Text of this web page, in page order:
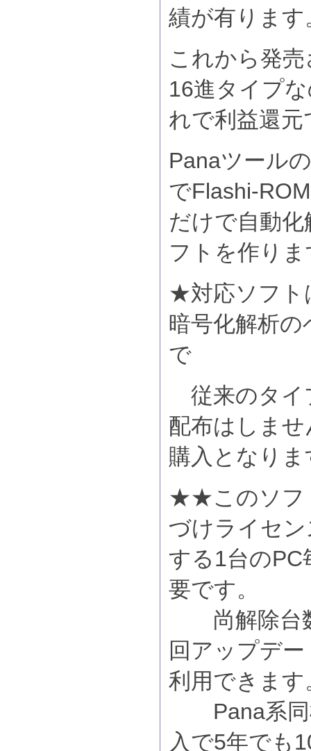
績が有ります
これから発
16進タイプ
れで利益還
Panaツール
でFlashi-
だけで自動
フトを作り
★対応ソフト
暗号化解析
で
従来のタイ
配布はしま
購入となりま
★★このソフ
づけライセ
する1台の
要です。
尚解除台
回アップデ
利用できます
Pana系同
入で5年でも